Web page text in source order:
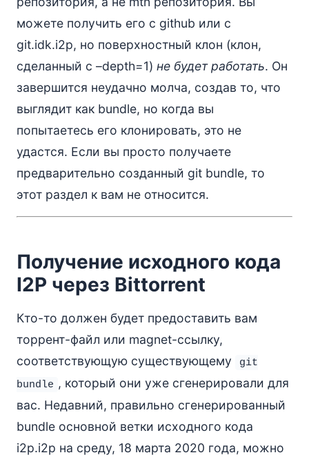
можете получить его с github или с
git.idk.i2p, но поверхностный клон (клон,
сделанный с –depth=1) не будет работать. Он
завершится неудачно молча, создав то, что
выглядит как bundle, но когда вы
попытаетесь его клонировать, это не
удастся. Если вы просто получаете
предварительно созданный git bundle, то
этот раздел к вам не относится.
Получение исходного кода
I2P через Bittorrent
Кто-то должен будет предоставить вам
торрент-файл или magnet-ссылку,
соответствующую существующему
git
bundle , который они уже сгенерировали для
вас. Недавний, правильно сгенерированный
bundle основной ветки исходного кода
i2p.i2p на среду, 18 марта 2020 года, можно